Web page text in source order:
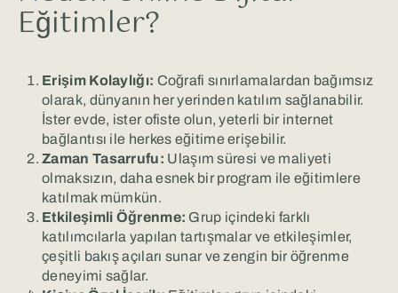
Eğitimler?
Erişim Kolaylığı: Coğrafi sınırlamalardan bağımsız
olarak, dünyanın her yerinden katılım sağlanabilir.
İster evde, ister ofiste olun, yeterli bir internet
bağlantısı ile herkes eğitime erişebilir.
Zaman Tasarrufu: Ulaşım süresi ve maliyeti
olmaksızın, daha esnek bir program ile eğitimlere
katılmak mümkün.
Etkileşimli Öğrenme: Grup içindeki farklı
katılımcılarla yapılan tartışmalar ve etkileşimler,
çeşitli bakış açıları sunar ve zengin bir öğrenme
deneyimi sağlar.